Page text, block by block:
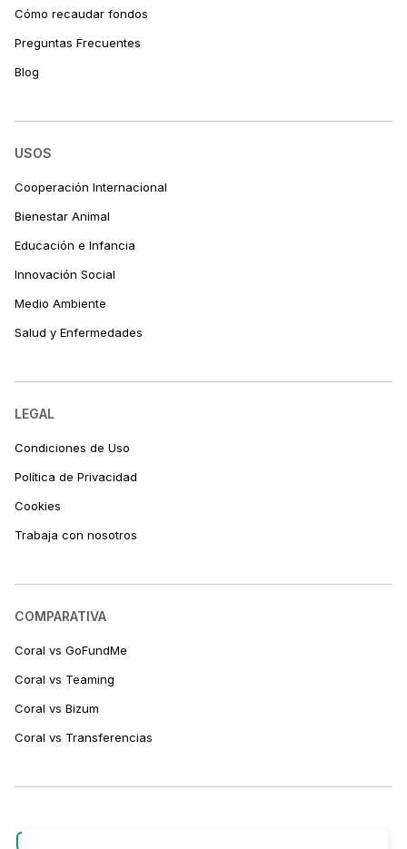
Cómo recaudar fondos
Preguntas Frecuentes
Blog
USOS
Cooperación Internacional
Bienestar Animal
Educación e Infancia
Innovación Social
Medio Ambiente
Salud y Enfermedades
LEGAL
Condiciones de Uso
Política de Privacidad
Cookies
Trabaja con nosotros
COMPARATIVA
Coral vs GoFundMe
Coral vs Teaming
Coral vs Bizum
Coral vs Transferencias